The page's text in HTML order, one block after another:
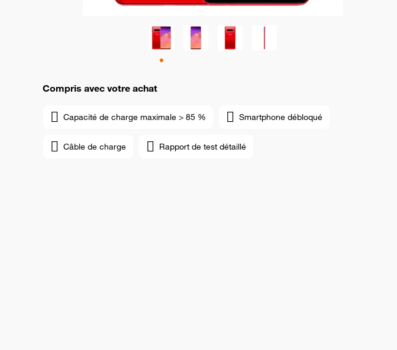
Compris avec votre achat
Capacité de charge maximale > 85 % Smartphone débloqué
Câble de charge Rapport de test détaillé